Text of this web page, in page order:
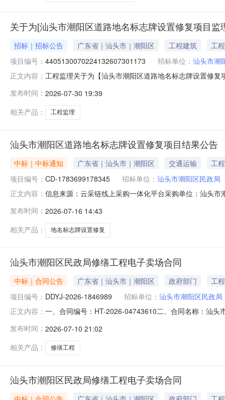
关于为[汕头市潮阳区道路地名标志牌设置修复项目
招标｜招标公告 广东省｜汕头市｜潮阳区 工程建筑
工程
项目编号： 4405130070224132607301173 招标单位： 汕头市潮
正文内容： 工程监理关于为【汕头市潮阳区道路地名标志牌设置修
政管理的中介服务项目采购）投资审批项目否采购项目
标
发布时间： 2026-07-30 19:39
相关产品：
工程监理
汕头市潮阳区道路地名标志牌设置修复项目结果公告
中标｜中标通知 广东省｜汕头市｜潮阳区 交通运输
工程
项目编号： CD-1783699178345 招标单位： 汕头市潮阳区民政局
正文内容： 信息来源：云采链线上采购一体化平台采购单位：汕头
就本次零散采购的结果公告如下：一、项目信息项目编
发布时间： 2026-07-16 14:43
相关产品：
地名标志牌设置修复
汕头市潮阳区民政局修缮工程电子卖场合同
中标｜合同公告 广东省｜汕头市｜潮阳区 政府部门
工程
项目编号： DDYJ-2026-1846989 招标单位： 汕头市潮阳区民政局
正文内容： 一、合同编号：HT-2026-04743610二、合同名称：汕
公司地址：汕头市潮南区胪岗镇泗黄村北新二路50号联
发布时间： 2026-07-10 21:02
相关产品：
修缮工程
汕头市潮阳区民政局修缮工程电子卖场合同